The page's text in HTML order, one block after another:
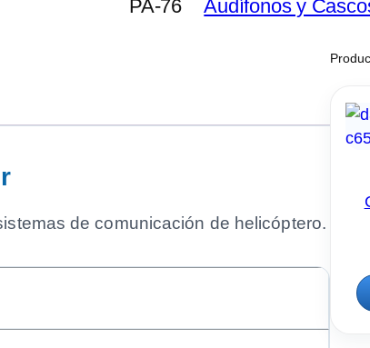
PA-76
Audífonos y
de comunicación de helicóptero.